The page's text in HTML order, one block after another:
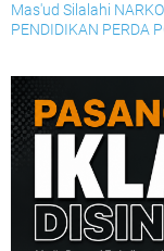
Mas'ud Silalahi
PENDIDIKAN PERDA